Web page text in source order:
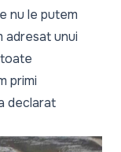
nu le putem
adresat unui
primi
declarat